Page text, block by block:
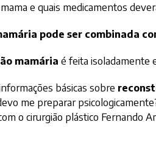
e quais medicamentos
pode ser combinada
mamária é feita isoladamente
básicas sobre
me preparar
o cirurgião plástico Fernando